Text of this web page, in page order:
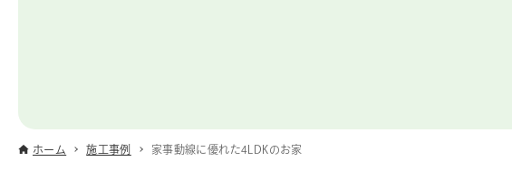
ホーム 施工事例 家事動線に優れた4LDKのお家